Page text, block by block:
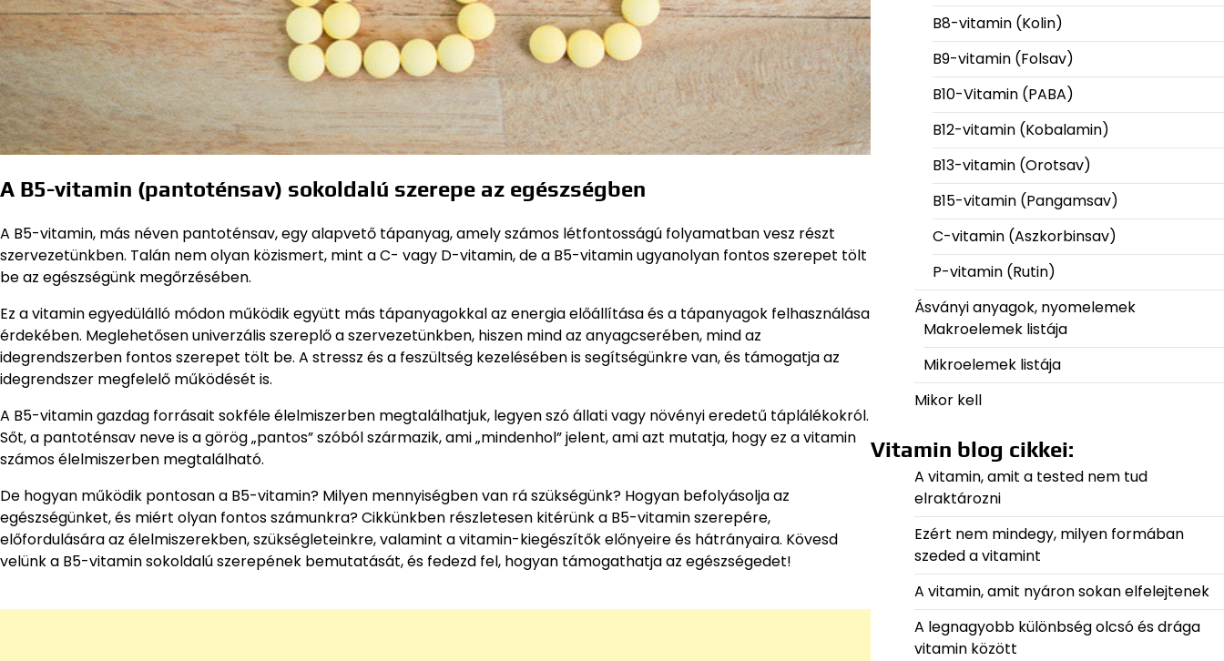
A B5-vitamin (pantoténsav) sokoldalú szerepe az egészségben
A B5-vitamin, más néven pantoténsav, egy alapvető tápanyag, amely számos létfontosságú folyamatban vesz részt
szervezetünkben. Talán nem olyan közismert, mint a C- vagy D-vitamin, de a B5-vitamin ugyanolyan fontos szerepet tölt
be az egészségünk megőrzésében.
Ez a vitamin egyedülálló módon működik együtt más tápanyagokkal az energia előállítása és a tápanyagok felhasználása
érdekében. Meglehetősen univerzális szereplő a szervezetünkben, hiszen mind az anyagcserében, mind az
idegrendszerben fontos szerepet tölt be. A stressz és a feszültség kezelésében is segítségünkre van, és támogatja az
idegrendszer megfelelő működését is.
A B5-vitamin gazdag forrásait sokféle élelmiszerben megtalálhatjuk, legyen szó állati vagy növényi eredetű táplálékokról.
Sőt, a pantoténsav neve is a görög „pantos” szóból származik, ami „mindenhol” jelent, ami azt mutatja, hogy ez a vitamin
számos élelmiszerben megtalálható.
De hogyan működik pontosan a B5-vitamin? Milyen mennyiségben van rá szükségünk? Hogyan befolyásolja az
egészségünket, és miért olyan fontos számunkra? Cikkünkben részletesen kitérünk a B5-vitamin szerepére,
előfordulására az élelmiszerekben, szükségleteinkre, valamint a vitamin-kiegészítők előnyeire és hátrányaira. Kövesd
velünk a B5-vitamin sokoldalú szerepének bemutatását, és fedezd fel, hogyan támogathatja az egészségedet!
B8-vitamin (Kolin)
B9-vitamin (Folsav)
B10-Vitamin (PABA)
B12-vitamin (Kobalamin)
B13-vitamin (Orotsav)
B15-vitamin (Pangamsav)
C-vitamin (Aszkorbinsav)
P-vitamin (Rutin)
Ásványi anyagok, nyomelemek
Makroelemek listája
Mikroelemek listája
Mikor kell
Vitamin blog cikkei:
A vitamin, amit a tested nem tud
elraktározni
Ezért nem mindegy, milyen formában
szeded a vitamint
A vitamin, amit nyáron sokan elfelejtenek
A legnagyobb különbség olcsó és drága
vitamin között